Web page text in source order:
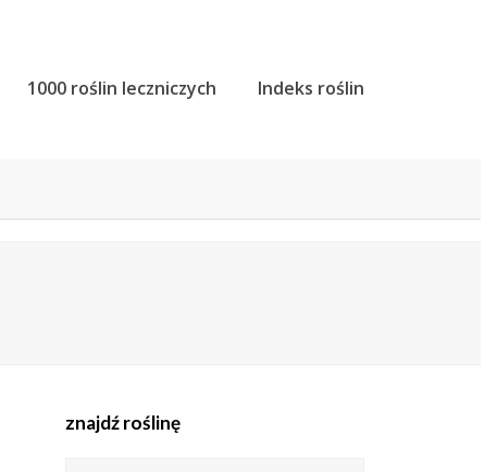
1000 roślin leczniczych Indeks roślin
znajdź roślinę